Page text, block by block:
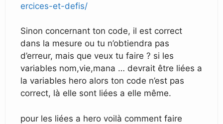
ercices-et-defis/
Sinon concernant ton code, il est correct
dans la mesure ou tu n’obtiendra pas
d’erreur, mais que veux tu faire ? si les
variables nom,vie,mana … devrait être liées a
la variables hero alors ton code n’est pas
correct, là elle sont liées a elle même.
pour les liées a hero voilà comment faire